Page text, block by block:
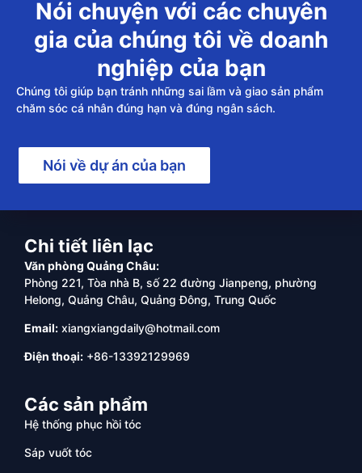
Nói chuyện với các chuyên
gia của chúng tôi về doanh
nghiệp của bạn
Chúng tôi giúp bạn tránh những sai lầm và giao sản phẩm
chăm sóc cá nhân đúng hạn và đúng ngân sách.
Nói về dự án của bạn
Chi tiết liên lạc
Văn phòng Quảng Châu:
Phòng 221, Tòa nhà B, số 22 đường Jianpeng, phường
Helong, Quảng Châu, Quảng Đông, Trung Quốc
Email: xiangxiangdaily@hotmail.com
Điện thoại: +86-13392129969
Các sản phẩm
Hệ thống phục hồi tóc
Sáp vuốt tóc